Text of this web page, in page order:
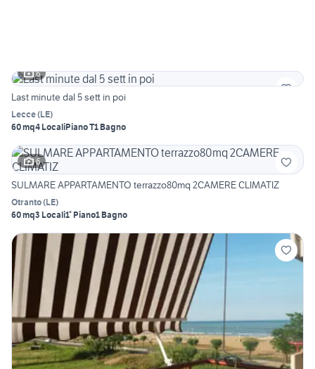
6
Last minute dal 5 sett in poi
Lecce(LE)
60 mq4 LocaliPiano T1 Bagno
6
SULMARE APPARTAMENTO terrazzo80mq 2CAMERE CLIMATIZ
Otranto(LE)
60 mq3 Locali1° Piano1 Bagno